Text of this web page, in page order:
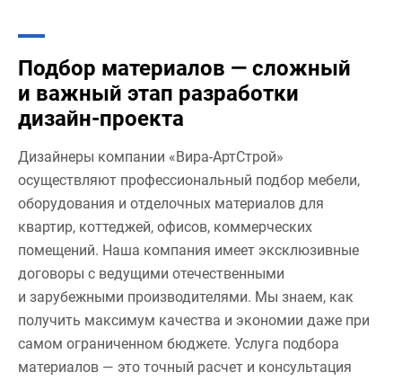
Подбор материалов — сложный
и важный этап разработки
дизайн-проекта
Дизайнеры компании «Вира-АртСтрой»
осуществляют профессиональный подбор мебели,
оборудования и отделочных материалов для
квартир, коттеджей, офисов, коммерческих
помещений. Наша компания имеет эксклюзивные
договоры с ведущими отечественными
и зарубежными производителями. Мы знаем, как
получить максимум качества и экономии даже при
самом ограниченном бюджете. Услуга подбора
материалов — это точный расчет и консультация